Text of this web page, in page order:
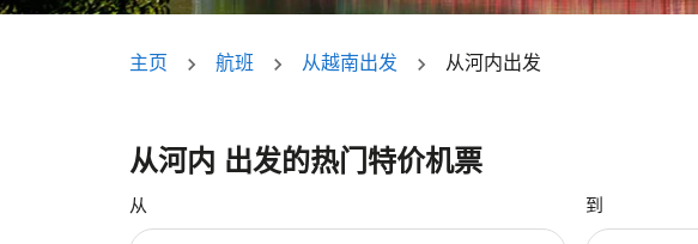
主页 航班 从越南出发 从河内出发
从河内 出发的热门特价机票
从 到